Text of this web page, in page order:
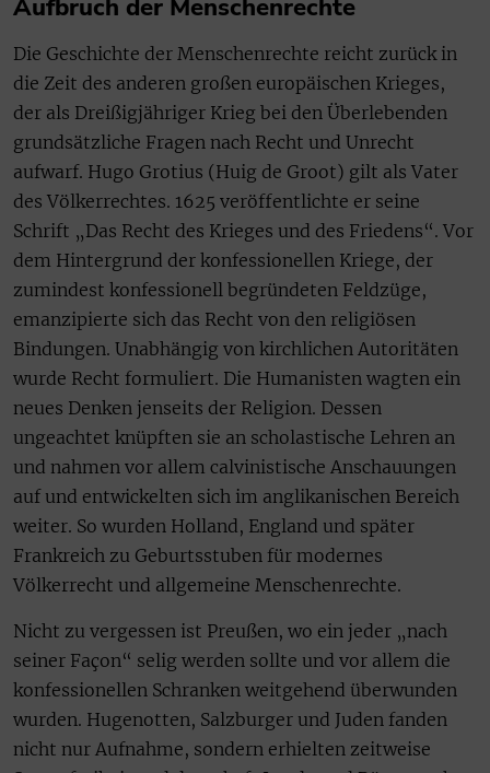
Aufbruch der Menschenrechte
Die Geschichte der Menschenrechte reicht zurück in
die Zeit des anderen großen europäischen Krieges,
der als Dreißigjähriger Krieg bei den Überlebenden
grundsätzliche Fragen nach Recht und Unrecht
aufwarf. Hugo Grotius (Huig de Groot) gilt als Vater
des Völkerrechtes. 1625 veröffentlichte er seine
Schrift „Das Recht des Krieges und des Friedens“. Vor
dem Hintergrund der konfessionellen Kriege, der
zumindest konfessionell begründeten Feldzüge,
emanzipierte sich das Recht von den religiösen
Bindungen. Unabhängig von kirchlichen Autoritäten
wurde Recht formuliert. Die Humanisten wagten ein
neues Denken jenseits der Religion. Dessen
ungeachtet knüpften sie an scholastische Lehren an
und nahmen vor allem calvinistische Anschauungen
auf und entwickelten sich im anglikanischen Bereich
weiter. So wurden Holland, England und später
Frankreich zu Geburtsstuben für modernes
Völkerrecht und allgemeine Menschenrechte.
Nicht zu vergessen ist Preußen, wo ein jeder „nach
seiner Façon“ selig werden sollte und vor allem die
konfessionellen Schranken weitgehend überwunden
wurden. Hugenotten, Salzburger und Juden fanden
nicht nur Aufnahme, sondern erhielten zeitweise